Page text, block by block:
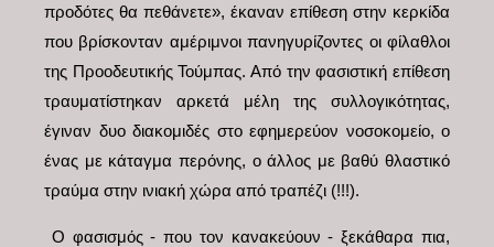
προδότες θα πεθάνετε», έκαναν επίθεση στην κερκίδα
που βρίσκονταν αμέριμνοι πανηγυρίζοντες οι φίλαθλοι
της Προοδευτικής Τούμπας. Από την φασιστική επίθεση
τραυματίστηκαν αρκετά μέλη της συλλογικότητας,
έγιναν δυο διακομιδές στο εφημερεύον νοσοκομείο, ο
ένας με κάταγμα περόνης, ο άλλος με βαθύ θλαστικό
τραύμα στην ινιακή χώρα από τραπέζι (!!!).
Ο φασισμός - που τον κανακεύουν - ξεκάθαρα πια,